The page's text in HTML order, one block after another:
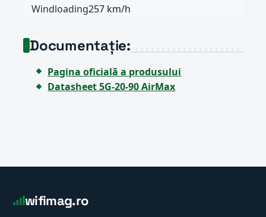
Windloading257 km/h
Documentație:
Pagina oficială a produsului
Datasheet 5G-20-90 AirMax
wifimag.ro